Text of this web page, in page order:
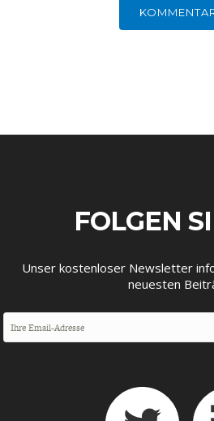
DAS POST-
FOLGEN
Unser kostenloser Newsletter
neuesten